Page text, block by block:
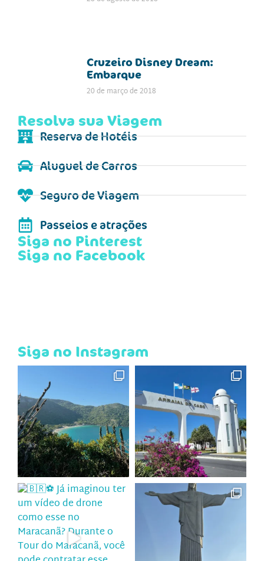
Cruzeiro Disney Dream:
Embarque
20 de março de 2018
Resolva sua Viagem
Reserva de Hotéis
Aluguel de Carros
Seguro de Viagem
Passeios e atrações
Siga no Pinterest
Siga no Facebook
Siga no Instagram